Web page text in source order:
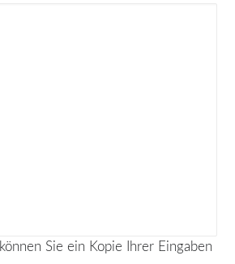
Sie ein Kopie Ihrer Eingaben